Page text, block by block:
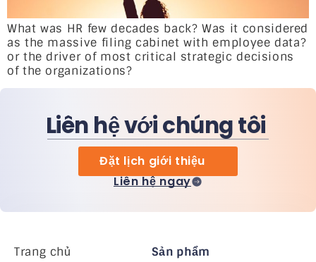
What was HR few decades back? Was it considered
as the massive filing cabinet with employee data?
or the driver of most critical strategic decisions
of the organizations?
Liên hệ với chúng tôi
Đặt lịch giới thiệu
Liên hệ ngay
Trang chủ
Sản phẩm